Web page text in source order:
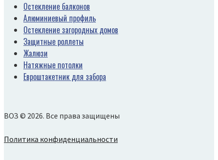
Остекление балконов
Алюминиевый профиль
Остекление загородных домов
Защитные роллеты
Жалюзи
Натяжные потолки
Евроштакетник для забора
ВОЗ © 2026. Все права защищены
Политика конфиденциальности